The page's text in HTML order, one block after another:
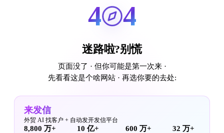
4 4
迷路啦?别慌
页面没了 · 但你可能是第一次来 ·
先看看这是个啥网站 · 再选你要的去处:
来发信
外贸 AI 找客户 + 自动发开发信平台
8,800 万+ 10 亿+ 600 万+ 32 万+